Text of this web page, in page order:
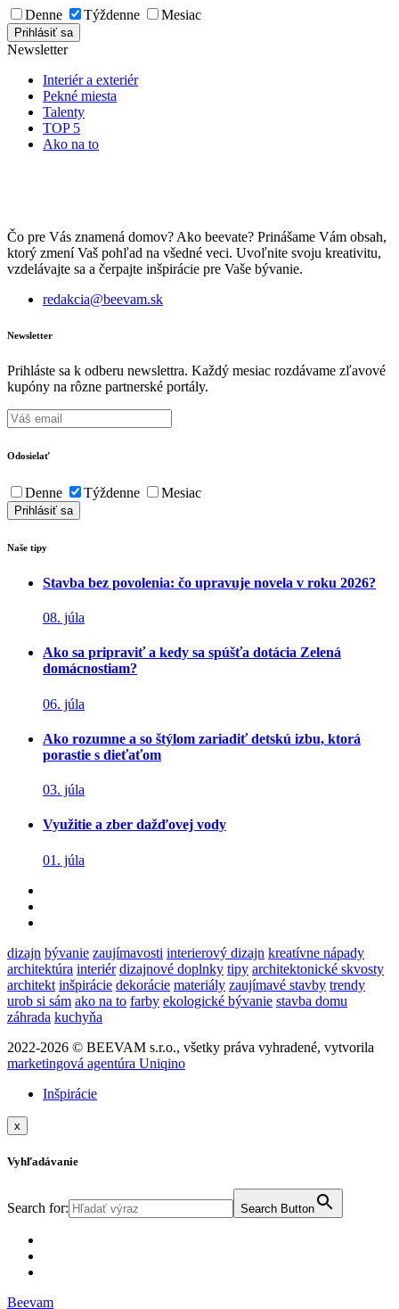
Denne Týždenne Mesiac
Newsletter
Interiér a exteriér
Pekné miesta
Talenty
TOP 5
Ako na to
Čo pre Vás znamená domov? Ako beevate? Prinášame Vám obsah,
ktorý zmení Vaš pohľad na všedné veci. Uvoľnite svoju kreativitu,
vzdelávajte sa a čerpajte inšpirácie pre Vaše bývanie.
redakcia@beevam.sk
Newsletter
Prihláste sa k odberu newslettra. Každý mesiac rozdávame zľavové
kupóny na rôzne partnerské portály.
Odosielať
Denne Týždenne Mesiac
Naše tipy
Stavba bez povolenia: čo upravuje novela v roku 2026?
08. júla
Ako sa pripraviť a kedy sa spúšťa dotácia Zelená
domácnostiam?
06. júla
Ako rozumne a so štýlom zariadiť detskú izbu, ktorá
porastie s dieťaťom
03. júla
Využitie a zber dažďovej vody
01. júla
dizajn bývanie zaujímavosti interierový dizajn kreatívne nápady
architektúra interiér dizajnové doplnky tipy architektonické skvosty
architekt inšpirácie dekorácie materiály zaujímavé stavby trendy
urob si sám ako na to farby ekologické bývanie stavba domu
záhrada kuchyňa
2022-2026 © BEEVAM s.r.o., všetky práva vyhradené, vytvorila
marketingová agentúra Uniqino
Inšpirácie
x
Vyhľadávanie
Search for: Search Button
Beevam